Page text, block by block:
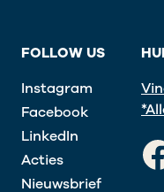
FOLLOW US
Instagram
Facebook
LinkedIn
Acties
Nieuwsbrief